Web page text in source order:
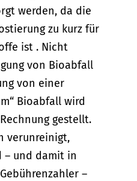
werden, da die
zu kurz für
ist . Nicht
von Bioabfall
von einer
Bioabfall wird
gestellt.
verunreinigt,
– und damit in
–